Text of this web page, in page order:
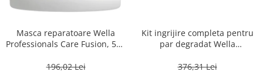
Masca reparatoare Wella
Professionals Care Fusion, 500
196,02 Lei
Kit ingrijire completa pentru
par degradat Wella
Salon Size
376,31 Lei